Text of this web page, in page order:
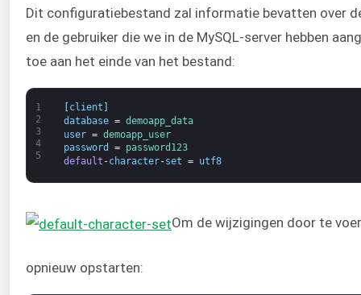
Dit configuratiebestand zal informatie bevatten over
en de gebruiker die we in de MySQL-server hebben
toe aan het einde van het bestand:
1
2
3
4
5
client
database = demoapp_data
user = demoapp_user
password
=
password123
default -character-set = utf8
Om de wijzigingen door te
opnieuw opstarten: